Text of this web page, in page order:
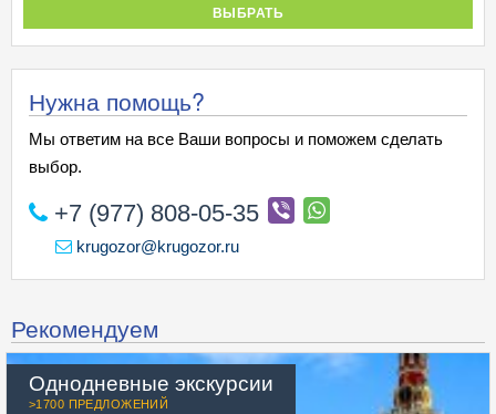
ВЫБРАТЬ
Нужна помощь?
Мы ответим на все Ваши вопросы и поможем сделать
выбор.
+7 (977) 808-05-35
krugozor@krugozor.ru
Рекомендуем
Однодневные экскурсии
>1700 ПРЕДЛОЖЕНИЙ